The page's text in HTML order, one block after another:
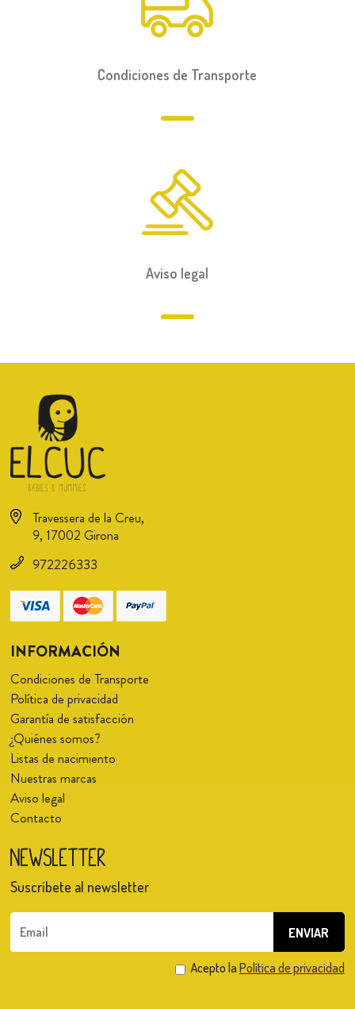
Condiciones de Transporte
Aviso legal
Travessera de la Creu,
9, 17002 Girona
972226333
INFORMACIÓN
Condiciones de Transporte
Política de privacidad
Garantía de satisfacción
¿Quiénes somos?
Listas de nacimiento
Nuestras marcas
Aviso legal
Contacto
Newsletter
Suscríbete al newsletter
Acepto la Política de privacidad